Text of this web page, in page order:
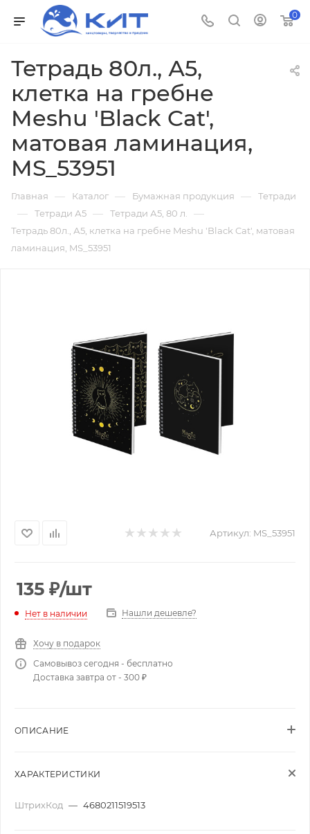
0
Тетрадь 80л., А5,
клетка на гребне
Meshu 'Black Cat',
матовая ламинация,
MS_53951
Главная — Каталог — Бумажная продукция — Тетради
— Тетради А5 — Тетради А5, 80 л. —
Тетрадь 80л., А5, клетка на гребне Meshu 'Black Cat', матовая
ламинация, MS_53951
Артикул: MS_53951
135 ₽/шт
Нет в наличии Нашли дешевле?
Хочу в подарок
Самовывоз сегодня - бесплатно
Доставка завтра от - 300 ₽
ОПИСАНИЕ
ХАРАКТЕРИСТИКИ
ШтрихКод — 4680211519513